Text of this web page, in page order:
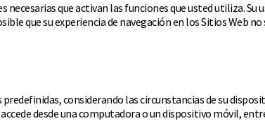
que activan las funciones que usted utiliza. Su
que su experiencia de navegación en los Sitios Web
considerando las circunstancias de su
desde una computadora o un dispositivo móvil,